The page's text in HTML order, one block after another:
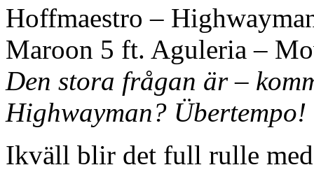
Hoffmaestro –
Maroon 5 ft. Aguleria –
Den stora frågan är –
Highwayman? Übertempo!
Ikväll blir det full rulle